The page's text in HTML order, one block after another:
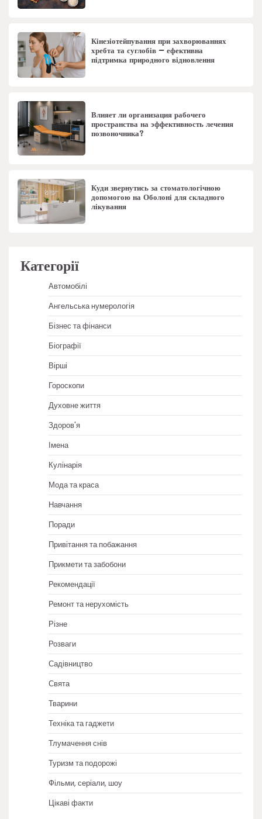
Кінезіотейпування при захворюваннях
хребта та суглобів – ефективна
підтримка природного відновлення
Влияет ли организация рабочего
пространства на эффективность лечения
позвоночника?
Куди звернутись за стоматологічною
допомогою на Оболоні для складного
лікування
Категорії
Автомобілі
Ангельська нумерологія
Бізнес та фінанси
Біографії
Вірші
Гороскопи
Духовне життя
Здоров'я
Імена
Кулінарія
Мода та краса
Навчання
Поради
Привітання та побажання
Прикмети та забобони
Рекомендації
Ремонт та нерухомість
Різне
Розваги
Садівництво
Свята
Тварини
Техніка та гаджети
Тлумачення снів
Туризм та подорожі
Фільми, серіали, шоу
Цікаві факти